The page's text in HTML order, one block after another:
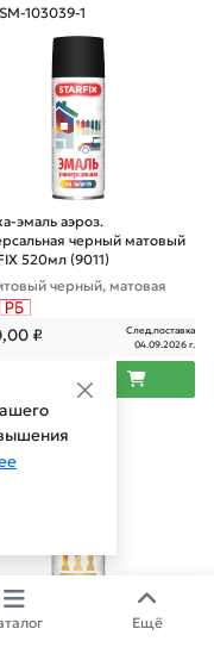
103039-1
эмаль аэроз.
черный матовый
520мл (9011)
черный, матовая
₽
След.поставка
04.09.2026 г.
29631-1
Ещё